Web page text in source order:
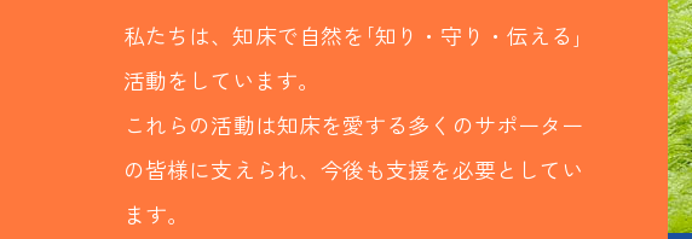
私たちは、知床で自然を｢知り・守り・伝える｣
活動をしています。
これらの活動は知床を愛する多くのサポーター
の皆様に支えられ、今後も支援を必要としてい
ます。